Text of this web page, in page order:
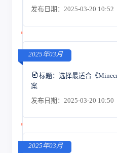
发布日期：2025-03-20 10:52
2025年03月
标题： 选择最适合《
案
发布日期：2025-03-20 10:50
2025年03月